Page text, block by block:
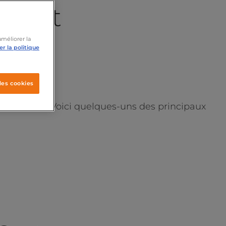
clients. Voici quelques-uns des principaux
la
la politique
cookies